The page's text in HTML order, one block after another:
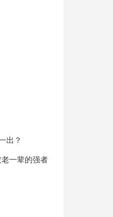
出？
一辈的强者